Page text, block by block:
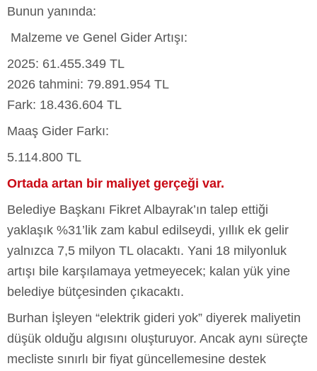
Bunun yanında:
Malzeme ve Genel Gider Artışı:
2025: 61.455.349 TL
2026 tahmini: 79.891.954 TL
Fark: 18.436.604 TL
Maaş Gider Farkı:
5.114.800 TL
Ortada artan bir maliyet gerçeği var.
Belediye Başkanı Fikret Albayrak’ın talep ettiği
yaklaşık %31’lik zam kabul edilseydi, yıllık ek gelir
yalnızca 7,5 milyon TL olacaktı. Yani 18 milyonluk
artışı bile karşılamaya yetmeyecek; kalan yük yine
belediye bütçesinden çıkacaktı.
Burhan İşleyen “elektrik gideri yok” diyerek maliyetin
düşük olduğu algısını oluşturuyor. Ancak aynı süreçte
mecliste sınırlı bir fiyat güncellemesine destek